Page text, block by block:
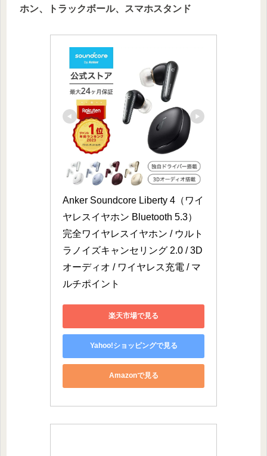
ホン、トラックボール、スマホスタンド
Anker Soundcore Liberty 4（ワイ
ヤレスイヤホン Bluetooth 5.3）
完全ワイヤレスイヤホン / ウルト
ラノイズキャンセリング 2.0 / 3D
オーディオ / ワイヤレス充電 / マ
ルチポイント
楽天市場で見る
Yahoo!ショッピングで見る
Amazonで見る